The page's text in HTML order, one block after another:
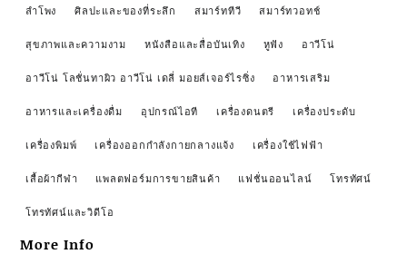
ลำโพง ศิลปะและของที่ระลึก สมาร์ททีวี สมาร์ทวอทช์
สุขภาพและความงาม หนังสือและสื่อบันเทิง หูฟัง อาวีโน่
อาวีโน่ โลชั่นทาผิว อาวีโน่ เดลี่ มอยส์เจอร์ไรซิ่ง อาหารเสริม
อาหารและเครื่องดื่ม อุปกรณ์ไอที เครื่องดนตรี เครื่องประดับ
เครื่องพิมพ์ เครื่องออกกำลังกายกลางแจ้ง เครื่องใช้ไฟฟ้า
เสื้อผ้ากีฬา แพลตฟอร์มการขายสินค้า แฟชั่นออนไลน์ โทรทัศน์
โทรทัศน์และวิดีโอ
More Info